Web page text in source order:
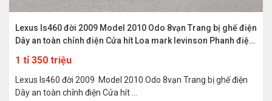
Lexus ls460 đời 2009 Model 2010 Odo 8vạn Trang bị ghế điện
Dây an toàn chỉnh điện Cửa hít Loa mark levinson Phanh điện
1 tỉ 350 triệu
Lexus ls460 đời 2009 Model 2010 Odo 8vạn Trang bị ghế điện
Dây an toàn chỉnh điện Cửa hít ...